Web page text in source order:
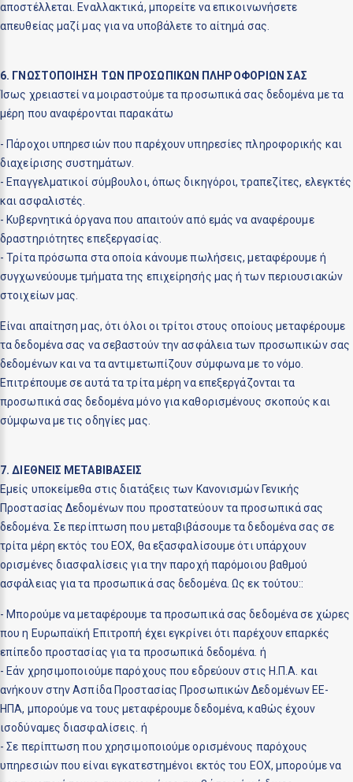
αποστέλλεται. Εναλλακτικά, μπορείτε να επικοινωνήσετε
απευθείας μαζί μας για να υποβάλετε το αίτημά σας.
6. ΓΝΩΣΤΟΠΟΙΗΣΗ ΤΩΝ ΠΡΟΣΩΠΙΚΩΝ ΠΛΗΡΟΦΟΡΙΩΝ ΣΑΣ
Ίσως χρειαστεί να μοιραστούμε τα προσωπικά σας δεδομένα με τα
μέρη που αναφέρονται παρακάτω
- Πάροχοι υπηρεσιών που παρέχουν υπηρεσίες πληροφορικής και
διαχείρισης συστημάτων.
- Επαγγελματικοί σύμβουλοι, όπως δικηγόροι, τραπεζίτες, ελεγκτές
και ασφαλιστές.
- Κυβερνητικά όργανα που απαιτούν από εμάς να αναφέρουμε
δραστηριότητες επεξεργασίας.
- Τρίτα πρόσωπα στα οποία κάνουμε πωλήσεις, μεταφέρουμε ή
συγχωνεύουμε τμήματα της επιχείρησής μας ή των περιουσιακών
στοιχείων μας.
Είναι απαίτηση μας, ότι όλοι οι τρίτοι στους οποίους μεταφέρουμε
τα δεδομένα σας να σεβαστούν την ασφάλεια των προσωπικών σας
δεδομένων και να τα αντιμετωπίζουν σύμφωνα με το νόμο.
Επιτρέπουμε σε αυτά τα τρίτα μέρη να επεξεργάζονται τα
προσωπικά σας δεδομένα μόνο για καθορισμένους σκοπούς και
σύμφωνα με τις οδηγίες μας.
7. ΔΙΕΘΝΕΙΣ ΜΕΤΑΒΙΒΑΣΕΙΣ
Εμείς υποκείμεθα στις διατάξεις των Κανονισμών Γενικής
Προστασίας Δεδομένων που προστατεύουν τα προσωπικά σας
δεδομένα. Σε περίπτωση που μεταβιβάσουμε τα δεδομένα σας σε
τρίτα μέρη εκτός του ΕΟΧ, θα εξασφαλίσουμε ότι υπάρχουν
ορισμένες διασφαλίσεις για την παροχή παρόμοιου βαθμού
ασφάλειας για τα προσωπικά σας δεδομένα. Ως εκ τούτου::
- Μπορούμε να μεταφέρουμε τα προσωπικά σας δεδομένα σε χώρες
που η Ευρωπαϊκή Επιτροπή έχει εγκρίνει ότι παρέχουν επαρκές
επίπεδο προστασίας για τα προσωπικά δεδομένα. ή
- Εάν χρησιμοποιούμε παρόχους που εδρεύουν στις Η.Π.Α. και
ανήκουν στην Ασπίδα Προστασίας Προσωπικών Δεδομένων ΕΕ-
ΗΠΑ, μπορούμε να τους μεταφέρουμε δεδομένα, καθώς έχουν
ισοδύναμες διασφαλίσεις. ή
- Σε περίπτωση που χρησιμοποιούμε ορισμένους παρόχους
υπηρεσιών που είναι εγκατεστημένοι εκτός του ΕΟΧ, μπορούμε να